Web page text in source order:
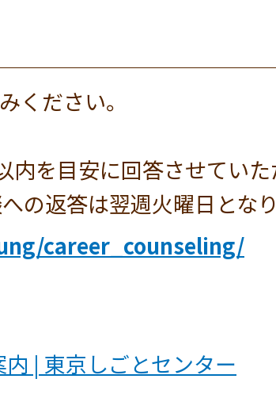
ください。
を目安に回答させてい
の返答は翌週火曜日となり
career_counseling/
| 東京しごとセンター